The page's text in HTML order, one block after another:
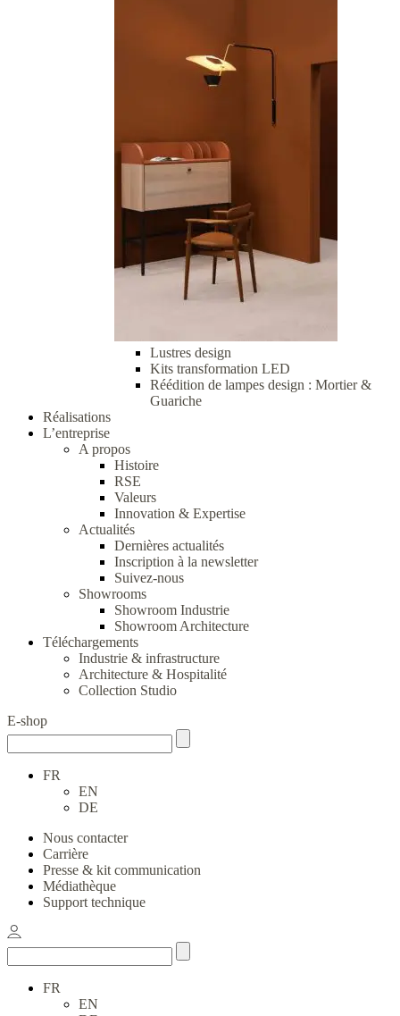
Lustres design
Kits transformation LED
Réédition de lampes design : Mortier &
Guariche
Réalisations
L’entreprise
A propos
Histoire
RSE
Valeurs
Innovation & Expertise
Actualités
Dernières actualités
Inscription à la newsletter
Suivez-nous
Showrooms
Showroom Industrie
Showroom Architecture
Téléchargements
Industrie & infrastructure
Architecture & Hospitalité
Collection Studio
E-shop
FR
EN
DE
Nous contacter
Carrière
Presse & kit communication
Médiathèque
Support technique
FR
EN